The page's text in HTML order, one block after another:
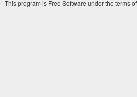
This program is Free Software under the terms of